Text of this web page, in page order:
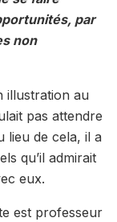
par
non
illustration au
pas attendre
lieu de cela, il a
qu’il admirait
eux.
est professeur